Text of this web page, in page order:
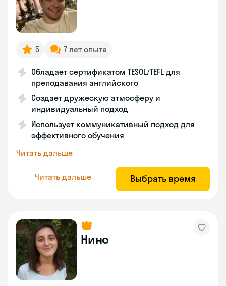
5 7 лет опыта
Обладает сертификатом TESOL/TEFL для
преподавания английского
Создает дружескую атмосферу и
индивидуальный подход
Использует коммуникативный подход для
эффективного обучения
Читать дальше
Читать дальше Выбрать время
Нино